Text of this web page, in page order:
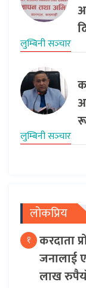
लुम्बिनी सञ्‍चार
लुम्बिनी सञ्‍चार
लोकप्रिय
१ करदाता
जनालाई
लाख